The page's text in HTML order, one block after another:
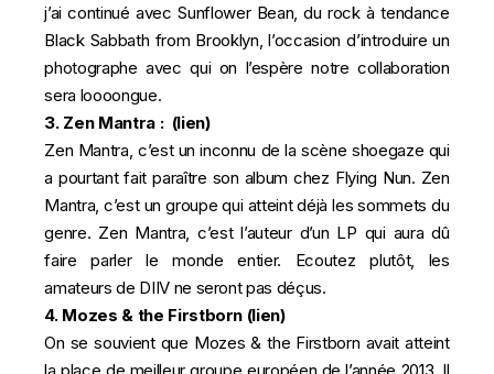
j’ai continué avec Sunflower Bean, du rock à tendance
Black Sabbath from Brooklyn, l’occasion d’introduire un
photographe avec qui on l’espère notre collaboration
sera loooongue.
3. Zen Mantra : (lien)
Zen Mantra, c’est un inconnu de la scène shoegaze qui
a pourtant fait paraître son album chez Flying Nun. Zen
Mantra, c’est un groupe qui atteint déjà les sommets du
genre. Zen Mantra, c’est l’auteur d’un LP qui aura dû
faire parler le monde entier. Ecoutez plutôt, les
amateurs de DIIV ne seront pas déçus.
4. Mozes & the Firstborn (lien)
On se souvient que Mozes & the Firstborn avait atteint